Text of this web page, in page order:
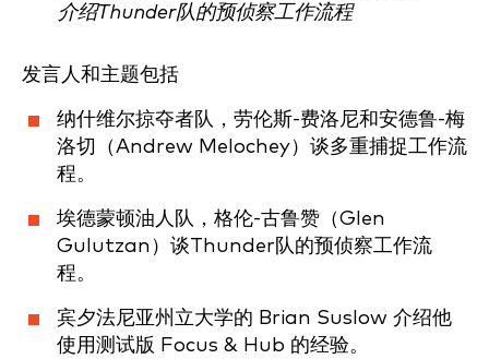
介绍Thunder队的预侦察工作流程
发言人和主题包括
纳什维尔掠夺者队，劳伦斯-费洛尼和安德鲁-梅
洛切（Andrew Melochey）谈多重捕捉工作流
程。
埃德蒙顿油人队，格伦-古鲁赞（Glen
Gulutzan）谈Thunder队的预侦察工作流
程。
宾夕法尼亚州立大学的 Brian Suslow 介绍他
使用测试版 Focus & Hub 的经验。